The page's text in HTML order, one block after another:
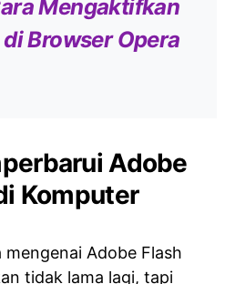
Mengaktifkan
Browser Opera
Adobe
Komputer
Adobe Flash
tidak lama lagi, tapi